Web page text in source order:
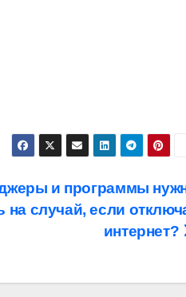
и программы
на случай, если
интернет?